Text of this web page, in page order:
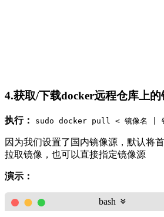
4.获取/下载docker远程仓库上的
执行： sudo docker pull < 镜像名 |
因为我们设置了国内镜像源，默认将
拉取镜像，也可以直接指定镜像源
演示：
bash